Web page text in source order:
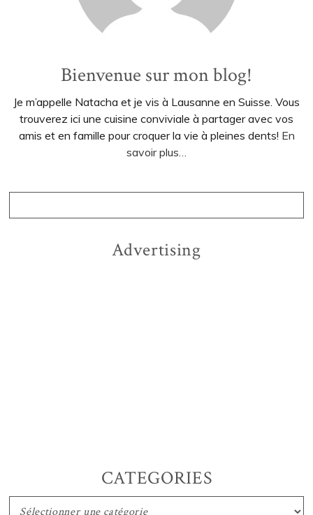
Bienvenue sur mon blog!
Je m’appelle Natacha et je vis à Lausanne en Suisse. Vous
trouverez ici une cuisine conviviale à partager avec vos
amis et en famille pour croquer la vie à pleines dents! En
savoir plus…
Advertising
CATEGORIES
CATEGORIES